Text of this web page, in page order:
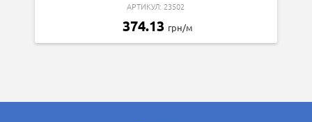
АРТИКУЛ: 23502
374.13 грн/м